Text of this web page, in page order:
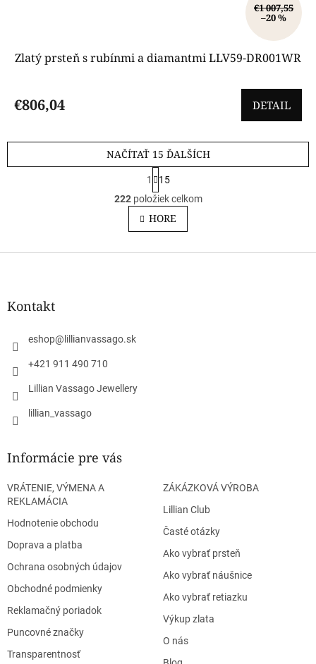
€1 007,55
–20 %
Zlatý prsteň s rubínmi a diamantmi LLV59-DR001WR
€806,04 DETAIL
O
v
l
á
NAČÍTAŤ 15 ĎALŠÍCH
S
t
r
á
n
k
v
1
15
222položiek celkom
HORE
Z
Kontakt
eshop@ lillianvassago.sk
+421 911 490 710
Lillian Vassago Jewellery
lillian_vassago
Informácie pre vás
VRÁTENIE, VÝMENA A
REKLAMÁCIA
Hodnotenie obchodu
Doprava a platba
Ochrana osobných údajov
Obchodné podmienky
Reklamačný poriadok
Puncovné značky
Transparentnosť
ZÁKÁZKOVÁ VÝROBA
Lillian Club
Časté otázky
Ako vybrať prsteň
Ako vybrať náušnice
Ako vybrať retiazku
Výkup zlata
O nás